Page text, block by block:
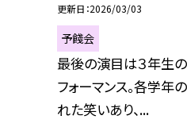
更新日 2026/03/03
予餞会
最後の演目は３年生
フォーマンス。各学年
れた笑いあり、...